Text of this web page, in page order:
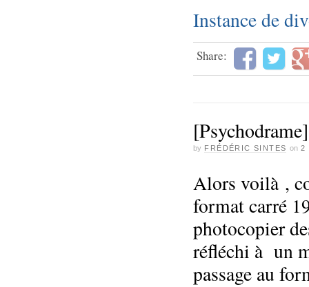
Instance de
Share:
by FRÉDÉRIC SINTES on 2
Alors voilà ,
format carré
photocopier
réfléchi à un
passage au